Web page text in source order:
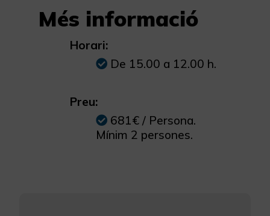
Més informació
Horari:
De 15.00 a 12.00 h.
Preu:
681€ / Persona.
Mínim 2 persones.